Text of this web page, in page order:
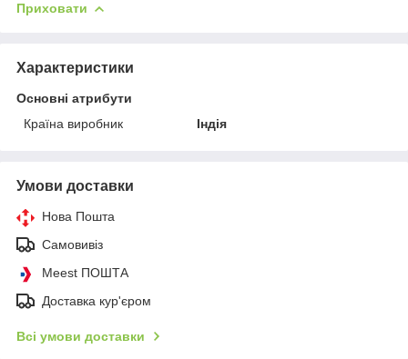
Приховати
Характеристики
Основні атрибути
Країна виробник
Індія
Умови доставки
Нова Пошта
Самовивіз
Meest ПОШТА
Доставка кур'єром
Всі умови доставки